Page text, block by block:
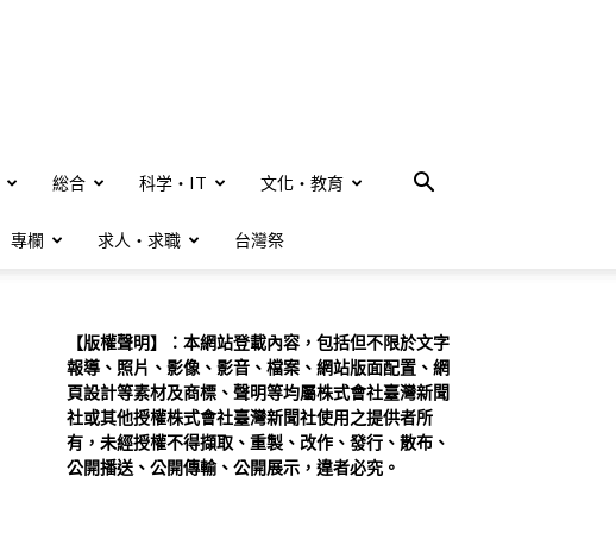
総合 科学・IT 文化・教育
專欄 求人・求職 台灣祭
【版權聲明】：本網站登載內容，包括但不限於文字
報導、照片、影像、影音、檔案、網站版面配置、網
頁設計等素材及商標、聲明等均屬株式會社臺灣新聞
社或其他授權株式會社臺灣新聞社使用之提供者所
有，未經授權不得擷取、重製、改作、發行、散布、
公開播送、公開傳輸、公開展示，違者必究。